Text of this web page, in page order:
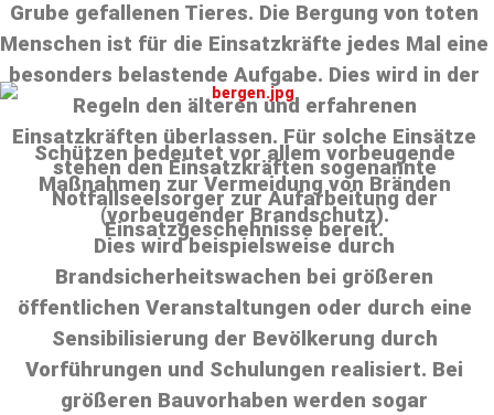
Grube gefallenen Tieres. Die Bergung von toten
Menschen ist für die Einsatzkräfte jedes Mal eine
besonders belastende Aufgabe. Dies wird in der
Regeln den älteren und erfahrenen
Einsatzkräften überlassen. Für solche Einsätze
stehen den Einsatzkräften sogenannte
Notfallseelsorger zur Aufarbeitung der
Einsatzgeschehnisse bereit.
Schützen bedeutet vor allem vorbeugende
Maßnahmen zur Vermeidung von Bränden
(vorbeugender Brandschutz).
Dies wird beispielsweise durch
Brandsicherheitswachen bei größeren
öffentlichen Veranstaltungen oder durch eine
Sensibilisierung der Bevölkerung durch
Vorführungen und Schulungen realisiert. Bei
größeren Bauvorhaben werden sogar